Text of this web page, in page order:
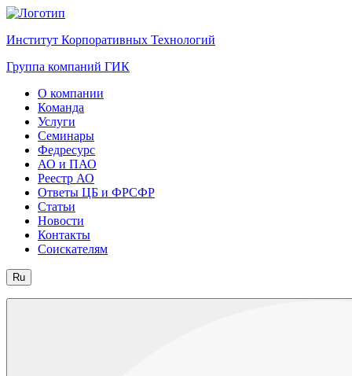
Институт Корпоративных Технологий
Группа компаний ГИК
О компании
Команда
Услуги
Семинары
Федресурс
АО и ПАО
Реестр АО
Ответы ЦБ и ФРСФР
Статьи
Новости
Контакты
Соискателям
Ru